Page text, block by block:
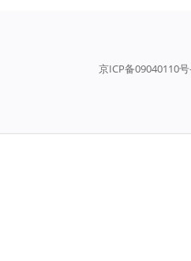
京ICP备09040110